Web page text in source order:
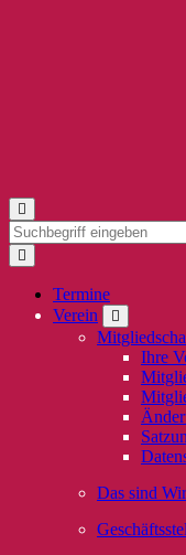
Termine
Verein
Ihre
Das sind Wir